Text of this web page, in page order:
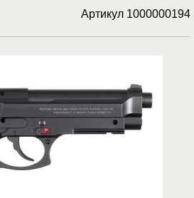
Артикул 1000000194